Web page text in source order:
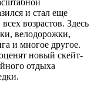
и стал еще
возрастов. Здесь
велодорожки,
и многое другое.
новый скейт-
отдыха